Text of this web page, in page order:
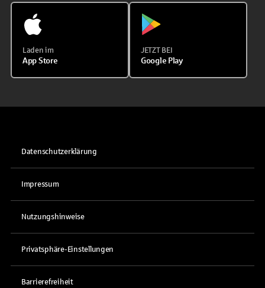
Laden im
App Store
JETZT BEI
Google Play
Datenschutzerklärung
Impressum
Nutzungshinweise
Privatsphäre-Einstellungen
Barrierefreiheit